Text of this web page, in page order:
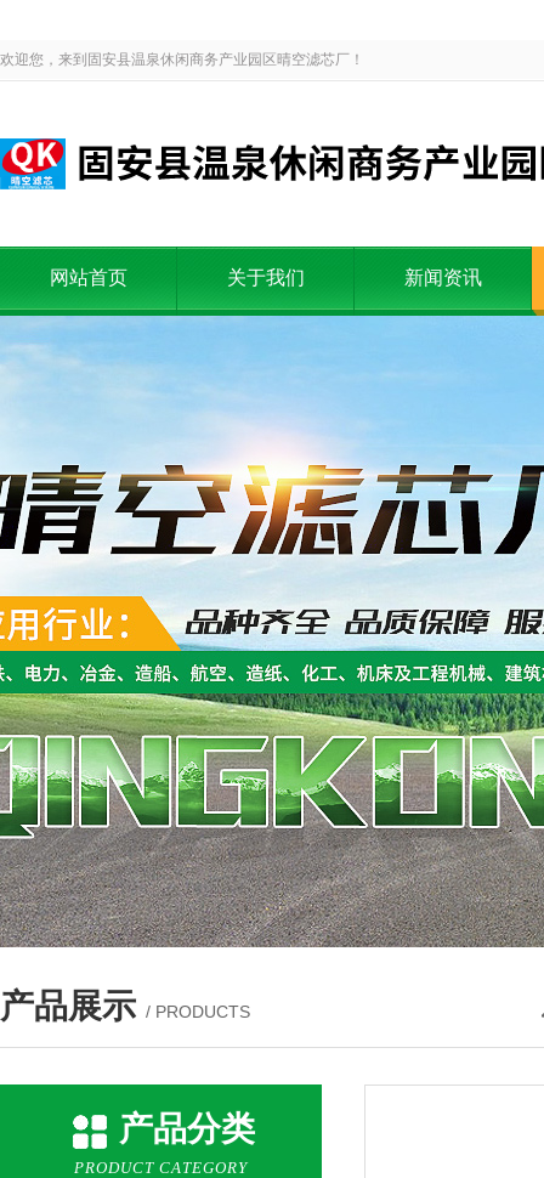
欢迎您，来到固安县温泉休闲商务产业园区晴空滤芯厂！
网站首页 关于我们 新闻资讯
产品展示 / PRODUCTS
产品分类
PRODUCT CATEGORY